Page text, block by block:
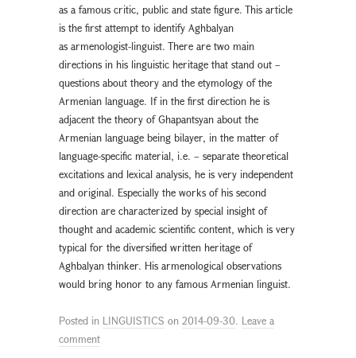
as a famous critic, public and state figure. This article
is the first attempt to identify Aghbalyan
as armenologist-linguist. There are two main
directions in his linguistic heritage that stand out –
questions about theory and the etymology of the
Armenian language. If in the first direction he is
adjacent the theory of Ghapantsyan about the
Armenian language being bilayer, in the matter of
language-specific material, i.e. – separate theoretical
excitations and lexical analysis, he is very independent
and original. Especially the works of his second
direction are characterized by special insight of
thought and academic scientific content, which is very
typical for the diversified written heritage of
Aghbalyan thinker. His armenological observations
would bring honor to any famous Armenian linguist.
Posted in LINGUISTICS on 2014-09-30. Leave a
comment